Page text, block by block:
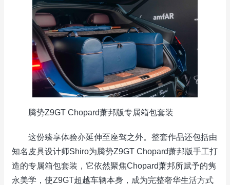
腾势Z9GT Chopard萧邦版专属箱包套装
这份臻享体验亦延伸至座驾之外。整套作品还包括由
知名皮具设计师Shiro为腾势Z9GT Chopard萧邦版手工打
造的专属箱包套装，它依然聚焦Chopard萧邦所赋予的隽
永美学，使Z9GT超越车辆本身，成为完整奢华生活方式